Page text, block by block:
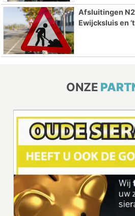
Afsluitingen
Ewijcksluis en
ONZE